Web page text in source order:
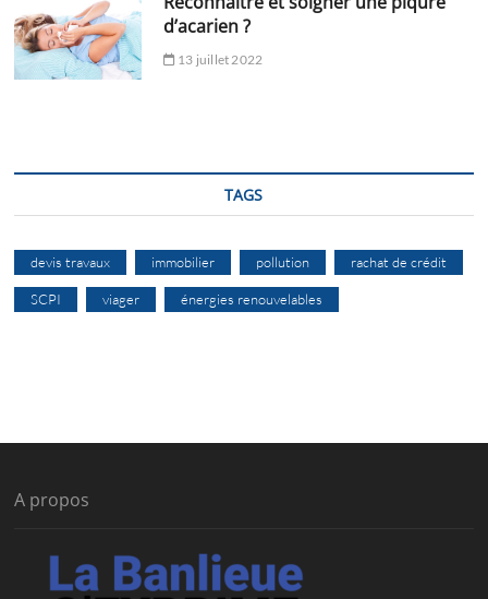
d’acarien ?
13 juillet 2022
TAGS
devis travaux immobilier pollution rachat de crédit
SCPI viager énergies renouvelables
A propos